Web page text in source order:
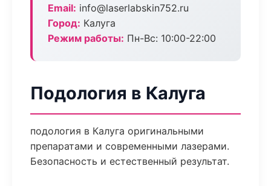
Email: info@laserlabskin752.ru
Город: Калуга
Режим работы: Пн-Вс: 10:00-22:00
Подология в Калуга
подология в Калуга оригинальными
препаратами и современными лазерами.
Безопасность и естественный результат.